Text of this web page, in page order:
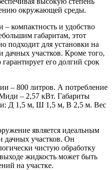
окружающей среды.
компактность и удобство
габаритам, этот
подходит для установки на
дачных участков. Кроме того,
его долгий срок
– 800 литров. А потребление
– 2,57 кВт. Габариты
Д 1,5 м, Ш 1,5 м, В 2,5 м. Вес
является идеальным
дачных участков. Он
чистую обработку
жидкость может быть
на участке.